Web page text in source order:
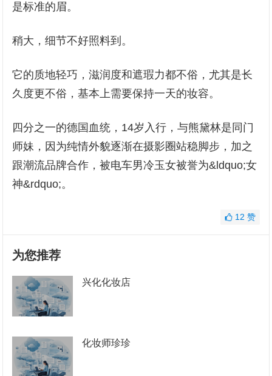
是标准的眉。
稍大，细节不好照料到。
它的质地轻巧，滋润度和遮瑕力都不俗，尤其是长
久度更不俗，基本上需要保持一天的妆容。
四分之一的德国血统，14岁入行，与熊黛林是同门
师妹，因为纯情外貌逐渐在摄影圈站稳脚步，加之
跟潮流品牌合作，被电车男冷玉女被誉为&ldquo;女
神&rdquo;。
12 赞
为您推荐
兴化化妆店
化妆师珍珍